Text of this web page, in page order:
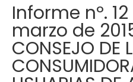
Informe nº.
marzo de
CONSEJO DE